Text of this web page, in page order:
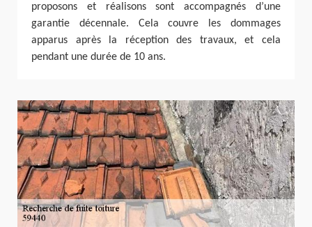
proposons et réalisons sont accompagnés d’une
garantie décennale. Cela couvre les dommages
apparus après la réception des travaux, et cela
pendant une durée de 10 ans.